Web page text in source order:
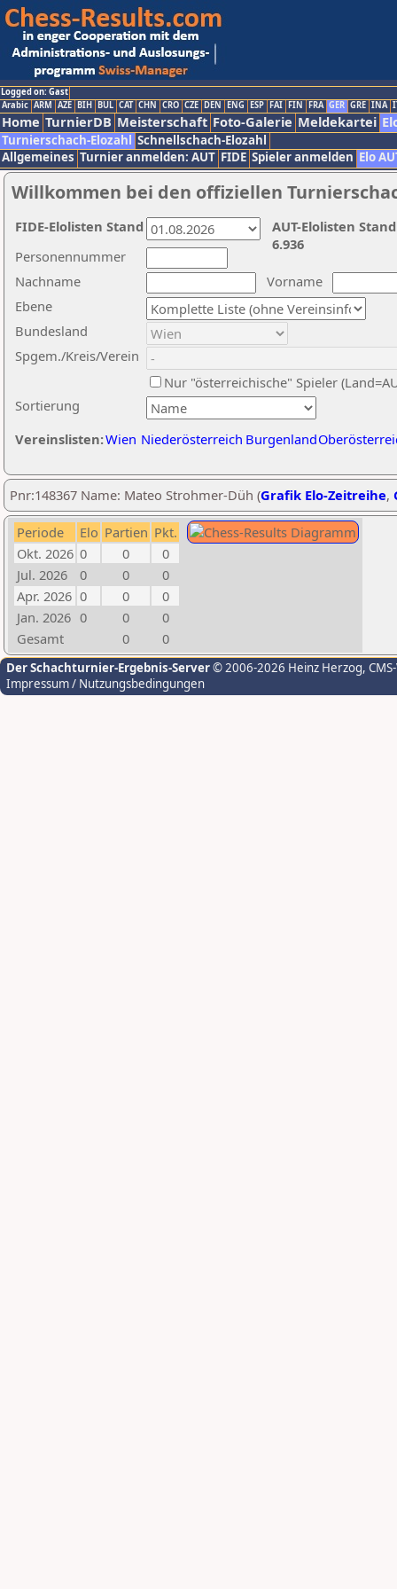
Logged on: Gast
Arabic ARM AZE BIH BUL CAT CHN CRO CZE DEN ENG ESP FAI FIN FRA GER GRE INA
Home TurnierDB Meisterschaft Foto-Galerie Meldekartei
Turnierschach-Elozahl Schnellschach-Elozahl
Allgemeines Turnier anmelden: AUT FIDE Spieler anmelden Elo
Willkommen bei den offiziellen
Nachname
Vorname
Ebene
Sortierung
Personennummer
Bundesland
Spgem./Kreis/Verein
Nur "österreichische" Spieler
Vereinslisten:Wien Niederösterreich Burgenland
AUT-Elolisten
6.936
FIDE-Elolisten Stand
Pnr:148367 Name: Mateo Strohmer-Düh (Grafik Elo-Zeitreihe,
Periode Elo Partien Pkt.
Okt. 2026 0 0
0
Jul. 2026
0 0
0
Apr. 2026 0 0
0
Jan. 2026 0 0
0
Gesamt
0 0
Der Schachturnier-Ergebnis-Server© 2006-2026 Heinz Herzog,
Impressum / Nutzungsbedingungen